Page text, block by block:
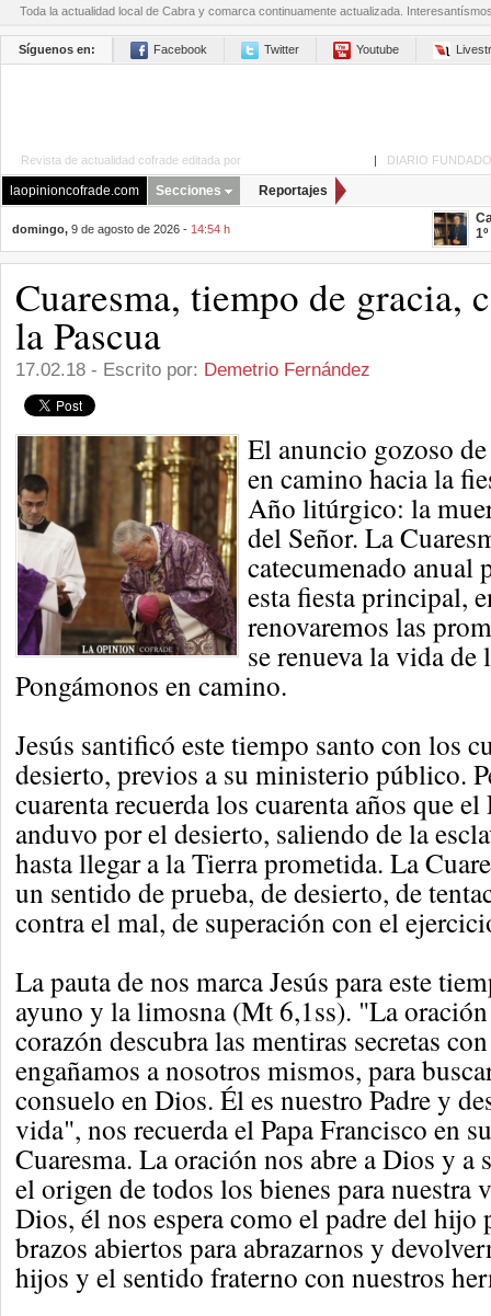
Toda la actualidad local de Cabra y comarca continuamente actualizada.
Síguenos en: Facebook Twitter Youtube
Revista de actualidad cofrade editada por | DIARIO
laopinioncofrade.com Secciones Reportajes
domingo, 9 de agosto de 2026 - 14:54 h
Cuaresma, tiempo de gracia,
la Pascua
17.02.18 - Escrito por: Demetrio Fernández
El anuncio gozoso
en camino hacia la
Año litúrgico: la
del Señor. La
catecumenado anual
esta fiesta principal,
renovaremos las
se renueva la vida de
Pongámonos en camino.
Jesús santificó este tiempo santo con los
desierto, previos a su ministerio público.
cuarenta recuerda los cuarenta años que
anduvo por el desierto, saliendo de la
hasta llegar a la Tierra prometida. La
un sentido de prueba, de desierto, de
contra el mal, de superación con el
La pauta de nos marca Jesús para este
ayuno y la limosna (Mt 6,1ss). "La
corazón descubra las mentiras secretas
engañamos a nosotros mismos, para
consuelo en Dios. Él es nuestro Padre y
vida", nos recuerda el Papa Francisco en
Cuaresma. La oración nos abre a Dios y a
el origen de todos los bienes para nuestra
Dios, él nos espera como el padre del
brazos abiertos para abrazarnos y
hijos y el sentido fraterno con nuestros